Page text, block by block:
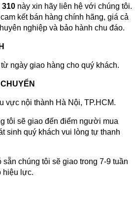
310 này xin hãy liên hệ với chúng tôi.
kết bán hàng chính hãng, giá cả
nghiệp và bảo hành chu đáo.
ngày giao hàng cho quý khách.
vực nội thành Hà Nội, TP.HCM.
tôi sẽ giao đến điểm người mua
sinh quý khách vui lòng tự thanh
chúng tôi sẽ giao trong 7-9 tuần
hiệu lực.